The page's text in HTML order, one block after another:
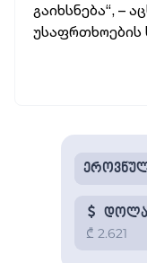
გაიხსნება“, –